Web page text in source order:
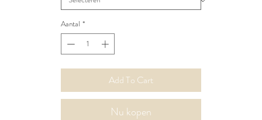
Aantal *
Add To Cart
Nu kopen